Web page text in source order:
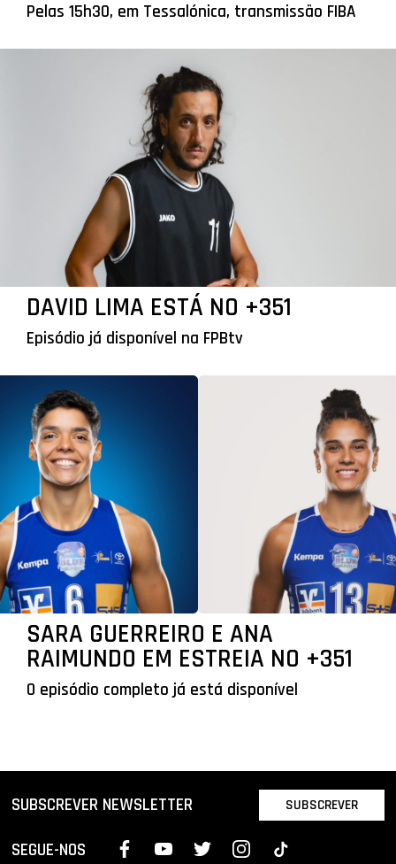
Pelas 15h30, em Tessalónica, transmissão FIBA
DAVID LIMA ESTÁ NO +351
Episódio já disponível na FPBtv
SARA GUERREIRO E ANA
RAIMUNDO EM ESTREIA NO +351
O episódio completo já está disponível
SUBSCREVER NEWSLETTER SUBSCREVER
SEGUE-NOS